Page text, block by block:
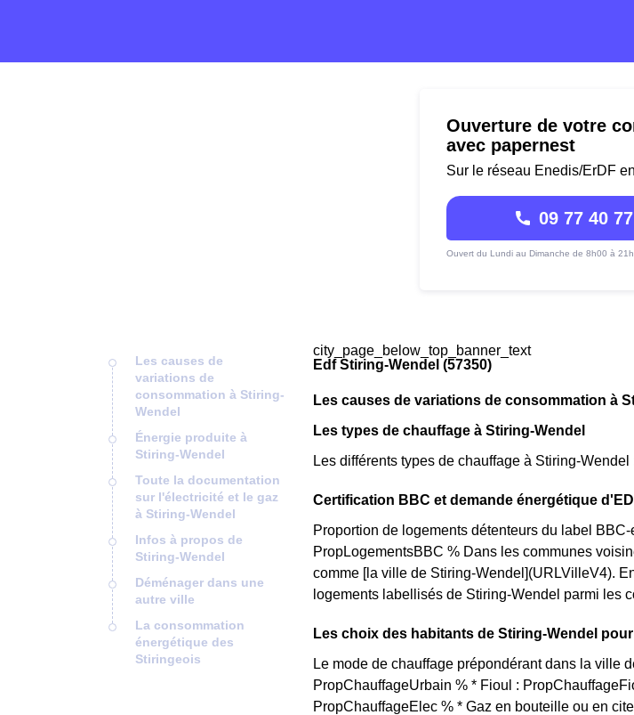
Ouverture de votre
avec papernest
Sur le réseau Enedis/ErDF
09 77 40
Ouvert du Lundi au Dimanche de 8h00 à 21h
Les causes de
variations de
consommation à Stiring-
Wendel
Énergie produite à
Stiring-Wendel
Toute la documentation
sur l'électricité et le gaz
à Stiring-Wendel
Infos à propos de
Stiring-Wendel
Déménager dans une
autre ville
La consommation
énergétique des
Stiringeois
city_page_below_top_banner_text
Edf Stiring-Wendel (57350)
Les causes de variations de consommation à
Les types de chauffage à Stiring-Wendel
Les différents types de chauffage à Stiring-
Certification BBC et demande énergétique
Proportion de logements détenteurs du label
PropLogementsBBC % Dans les communes
comme [la ville de Stiring-Wendel](URLVilleV4).
logements labellisés de Stiring-Wendel parmi les
Les choix des habitants de Stiring-Wendel
Le mode de chauffage prépondérant dans la ville
PropChauffageUrbain % * Fioul :
PropChauffageElec % * Gaz en bouteille ou en